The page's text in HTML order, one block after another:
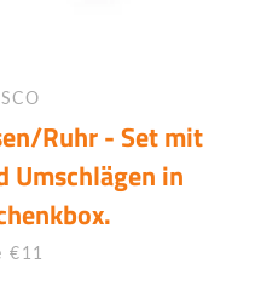
Ruhr - Set mit
Umschlägen in
€11